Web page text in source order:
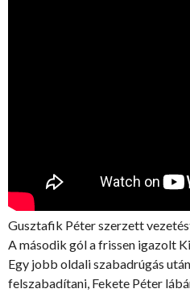
Gusztafik Péter szerzett
A második gól a frissen igazolt
Egy jobb oldali szabadrúgás
felszabadítani, Fekete Péter